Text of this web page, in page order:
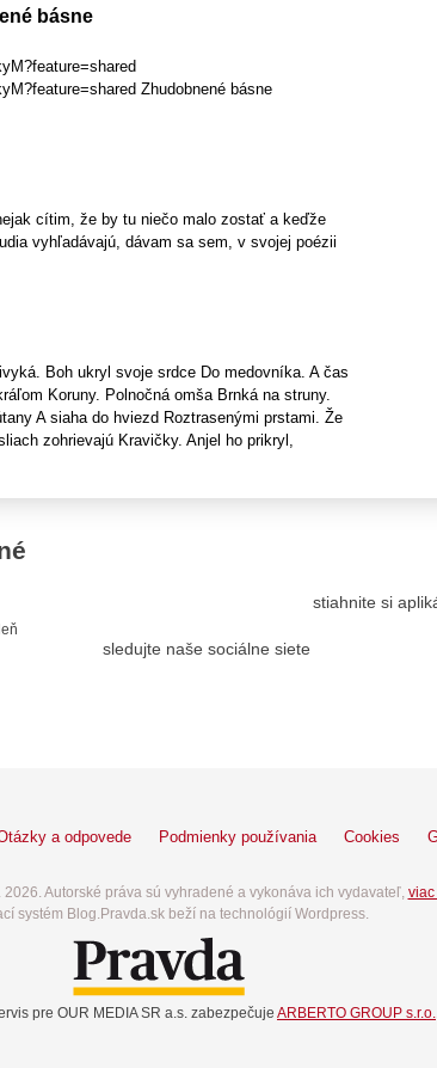
básne
Zhudobnené básne
cítim, že by tu niečo malo zostať a keďže
vyhľadávajú, dávam sa sem, v svojej poézii
Boh ukryl svoje srdce Do medovníka. A čas
Koruny. Polnočná omša Brnká na struny.
A siaha do hviezd Roztrasenými prstami. Že
zohrievajú Kravičky. Anjel ho prikryl,
sledujte naše sociálne siete
stiahnite si
a odpovede Podmienky používania Cookies
2026. Autorské práva sú vyhradené a vykonáva ich vydavateľ, viac
systém Blog.Pravda.sk beží na technológií Wordpress.
pre OUR MEDIA SR a.s. zabezpečuje ARBERTO GROUP s.r.o.